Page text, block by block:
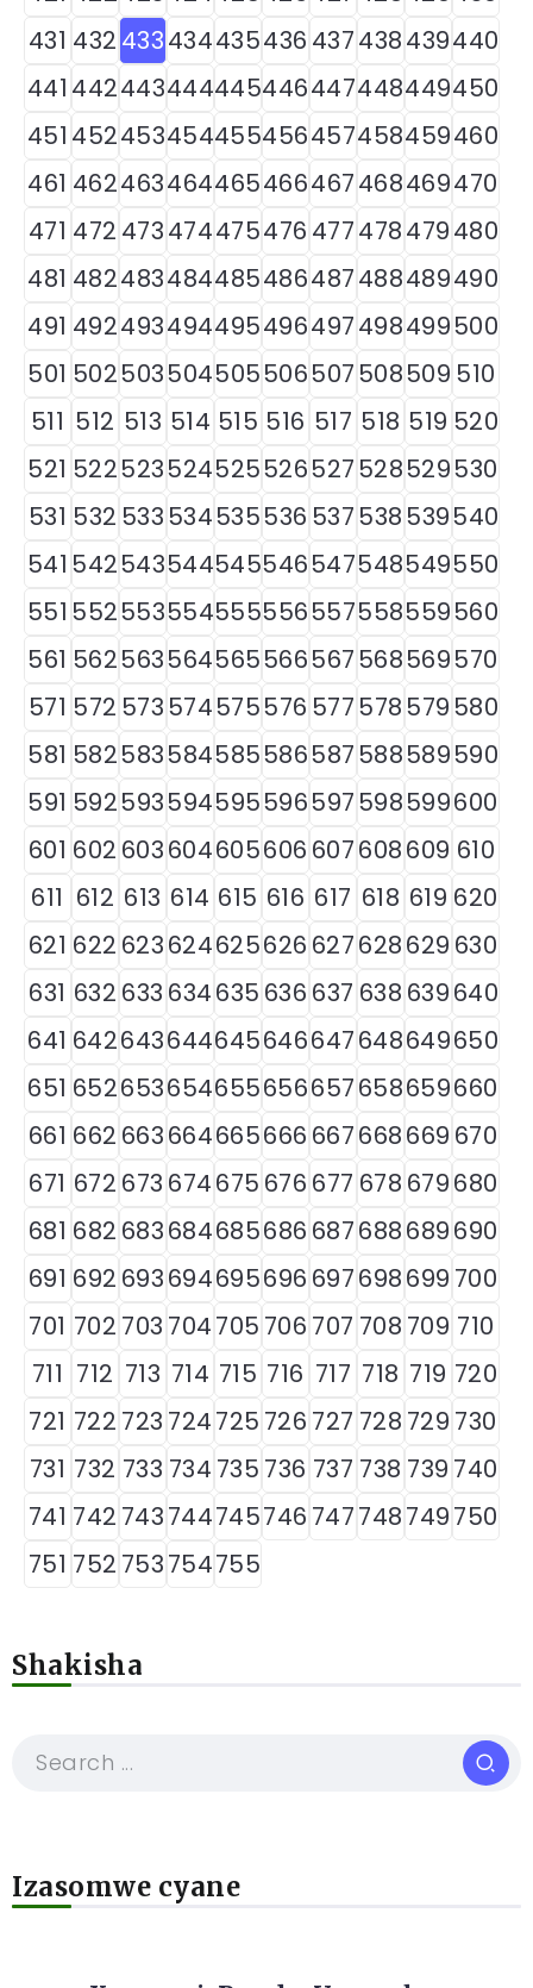
431 432 433434435436 437438439440
441 442443444445446447448449450
451 452453454455456457458459460
461 462463464465466467468469470
471 472 473474475476 477478479480
481 482483484485486487488489490
491 492493494495496497498499500
501 502503504505506507508509 510
511 512 513 514 515 516 517 518 519 520
521 522523524525526527528529530
531 532 533534535536 537538539540
541 542543544545546547548549550
551 552553554555556557558559560
561 562563564565566567568569570
571 572 573574575576 577578579580
581 582583584585586587588589590
591 592593594595596597598599600
601 602 603604605606 607608609 610
611 612 613 614 615 616 617 618 619 620
621 622 623624625626 627628629 630
631 632 633 634635 636 637 638 639640
641 642643644645646647648649650
651 652653654655656657658659660
661 662 663664665666 667668669 670
671 672 673 674675 676 677 678 679680
681 682 683684685686 687688689690
691 692 693694695696 697698699 700
701 702 703 704705 706 707 708 709 710
711 712 713 714 715 716 717 718 719 720
721 722 723 724725 726 727 728 729 730
731 732 733 734 735 736 737 738 739 740
741 742 743744745746 747748749750
751 752 753754755
Shakisha
Izasomwe cyane